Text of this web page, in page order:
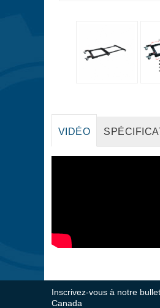
VIDÉO
Inscrivez-vous à notre
Canada